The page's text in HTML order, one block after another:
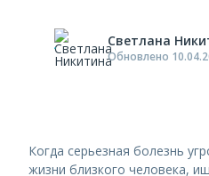
Светлана
Обновлено
Когда серьезная болезнь
жизни близкого человека,